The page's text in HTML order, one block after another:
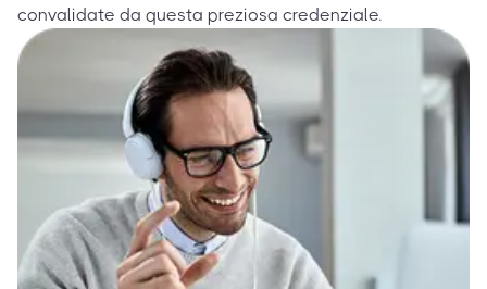
convalidate da questa preziosa credenziale.